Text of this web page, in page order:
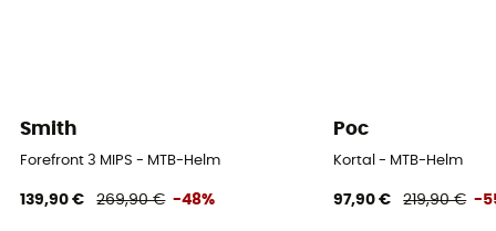
Smith
Forefront 3 MIPS - MTB-Helm
139,90 € 269,90 € -48%
Poc
Kortal - MTB-Helm
97,90 € 219,90 € -